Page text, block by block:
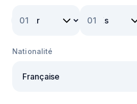
01 01
Nationalité